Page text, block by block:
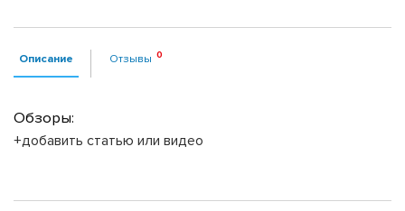
Описание Отзывы
Обзоры:
+добавить статью или видео